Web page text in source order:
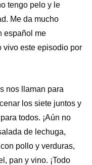
tengo pelo y le
Me da mucho
español me
vivo este episodio por
nos llaman para
los siete juntos y
todos. ¡Aún no
de lechuga,
pollo y verduras,
pan y vino. ¡Todo